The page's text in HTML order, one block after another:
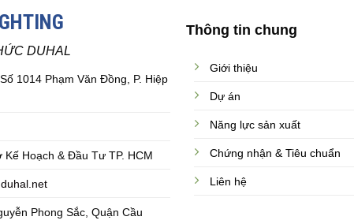
DUHAL
1014 Phạm Văn Đồng, P. Hiệp
Kế Hoạch & Đầu Tư TP. HCM
Phong Sắc, Quận Cầu
Thông tin chung
Giới thiệu
Dự án
Năng lực sản xuất
Chứng nhận & Tiêu chuẩn
Liên hệ